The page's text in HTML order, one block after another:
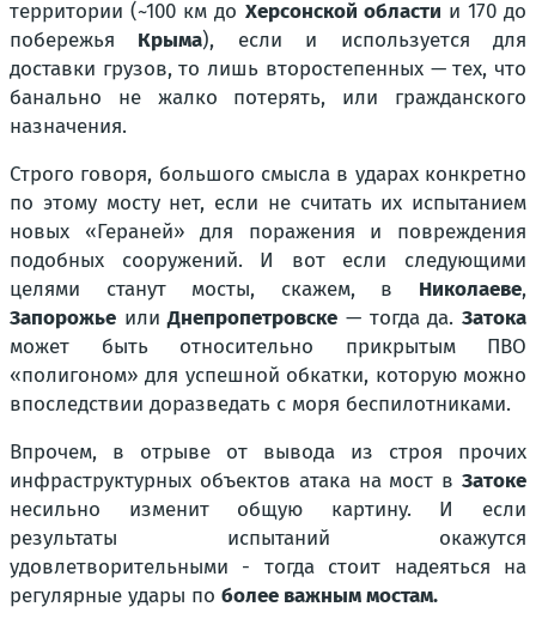
территории (~100 км до Херсонской области и 170 до
побережья Крыма), если и используется для
доставки грузов, то лишь второстепенных — тех, что
банально не жалко потерять, или гражданского
назначения.
Строго говоря, большого смысла в ударах конкретно
по этому мосту нет, если не считать их испытанием
новых «Гераней» для поражения и повреждения
подобных сооружений. И вот если следующими
целями станут мосты, скажем, в Николаеве,
Запорожье илиДнепропетровске — тогда да.Затока
может быть относительно прикрытым ПВО
«полигоном» для успешной обкатки, которую можно
впоследствии доразведать с моря беспилотниками.
Впрочем, в отрыве от вывода из строя прочих
инфраструктурных объектов атака на мост в Затоке
несильно изменит общую картину. И если
результаты испытаний окажутся
удовлетворительными - тогда стоит надеяться на
регулярные удары по более важным мостам.